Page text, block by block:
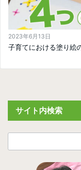
2023年6月13日
子育てにおける塗り絵
サイト内検索